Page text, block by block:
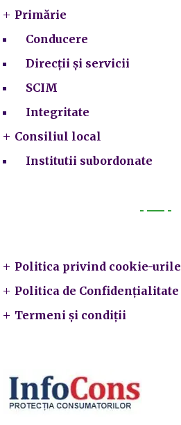
Primărie
Conducere
Direcții și servicii
SCIM
Integritate
Consiliul local
Institutii subordonate
Politica privind cookie-urile
Politica de Confidențialitate
Termeni și condiții